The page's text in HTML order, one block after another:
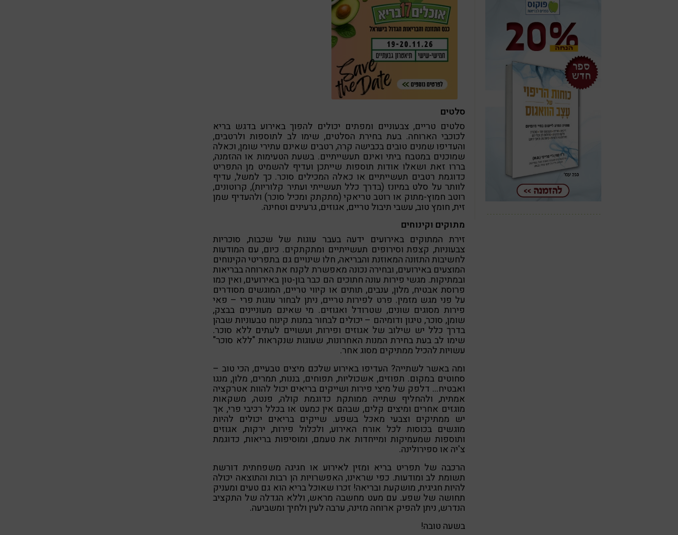
סלטים
סלטים טריים, צבעוניים ומפתים יכולים להפוך באירוע בדגש בריא
לכוכבי הארוחה. בעת בחירת הסלטים, שימו לב לתוספות ולרטבים,
והעדיפו שמנים טובים בכבישה קרה, רטבים שאינם עתירי שומן, וכאלה
שמוכנים במטבח ביתי ואינם תעשייתיים. בשעת הטעימות או ההזמנה,
בררו זאת ושאלו אודות תוספות שייתכן ועדיף להשמיט מן התפריט
כדוגמת רטבים תעשייתיים או כאלה המכילים סוכר. כך למשל, עדיף
לוותר על סלט במיונז (בדרך כלל תעשייתי ועתיר קלוריות), קרוטונים,
רוטב חמוץ-מתוק או רוטב טריאקי (מתקתק ומכיל סוכר) ולהעדיף שמן
זית, חומץ טוב, עשבי תיבול טריים, אגוזים, גרעינים וטחינה.
מתוקים וקינוחים
זירת המתוקים באירועים ידעה בעבר עוגות של שכבות, סוכריות
צבעוניות, קצפת וסירופים תעשייתיים ומתקתקים. כיום, עם המודעות
לחשיבות התזונה המאוזנת והבריאה, חלו שינויים גם בתפריטי הקינוחים
המוצעים באירועים, ובחירה נכונה מאפשרת לקנח את הארוחה בבריאות
ובמתיקות. מגשי פירות עונה חתוכים הם כבר בון-טון באירועים, ואין כמו
פרוסת אבטיח, מלון, ענבים, תותים או קיווי טריים, המוגשים מסודרים
על פני מגש מזמין. פרט לפירות טריים, ניתן לבחור עוגות פרי – פאי
פירות מסוגים שונים, שטרודל ואגוזים. מי שאינם מעוניינים בבצק,
שומן, סוכר, טיגון ודומיהם – יכולים לבחור במנות קינוח טבעוניות שבהן
בדרך כלל יש שילוב של אגוזים ופירות, ועשויים לעתים ללא סוכר.
שימו לב בעת בחירת המנות האחרונות, שעוגות שנקראות "ללא סוכר"
עשויות להכיל ממתיקים מסוג אחר.
ומה באשר לשתייה? העדיפו באירוע שלכם מיצים טבעיים, הכי טוב –
סחוטים במקום. תפוזים, אשכוליות, תפוחים, בננות, תמרים, מלון, מנגו
ואבטיח… דלפק של מיצי פירות ושייקים בריאים יכול להוות אטרקציה
אמתית, ולהחליף שתייה ממותקת כדוגמת קולה, פנטה, משקאות
מוגזים אחרים ומיצים קלים, שבהם אין כמעט או בכלל רכיבי פרי, אך
יש ממתיקים וצבעי מאכל בשפע. שייקים בריאים יכולים להיות
מוגשים בכוסות לכל אורח האירוע, ולכלול פירות, ירקות, אגוזים
ותוספות שמעמיקות ומייחדות את טעמם, ומוסיפות בריאות, כדוגמת
צ'יה או ספירולינה.
הרכבה של תפריט בריא ומזין לאירוע או חגיגה משפחתית דורשת
תשומת לב ומודעות. כפי שראינו, האפשרויות הן רבות והתוצאה יכולה
להיות חגיגית, מושקעת ובריאה! זכרו שאוכל בריא הוא גם טעים ומעניק
תחושה של שפע. עם מעט מחשבה מראש, וללא הגדלה של התקציב
הנדרש, ניתן להפיק ארוחה מזינה, ערבה לעין ולחיך ומשביעה.
בשעה טובה!